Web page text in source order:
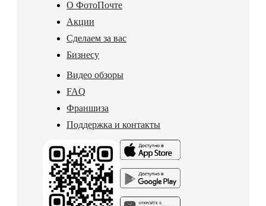
О ФотоПочте
Акции
Сделаем за вас
Бизнесу
Видео обзоры
FAQ
Франшиза
Поддержка и контакты